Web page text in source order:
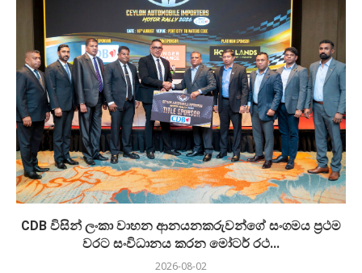
CDB විසින් ලංකා වාහන ආනයනකරුවන්ගේ සංගමය ප්‍රථම
වරට සංවිධානය කරන මෝටර් රථ...
2026-08-02